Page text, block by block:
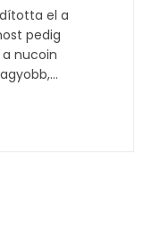
el a
pedig
nucoin